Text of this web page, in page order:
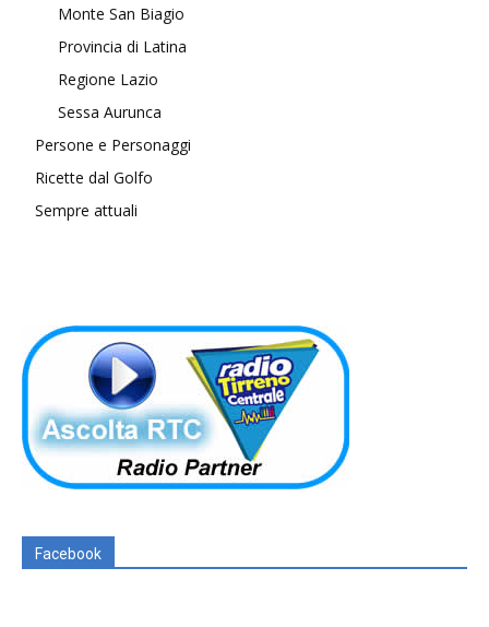
Monte San Biagio
Provincia di Latina
Regione Lazio
Sessa Aurunca
Persone e Personaggi
Ricette dal Golfo
Sempre attuali
Facebook